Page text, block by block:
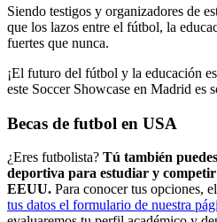
Siendo testigos y organizadores de
que los lazos entre el fútbol, la
fuertes que nunca.
¡El futuro del fútbol y la educación
este Soccer Showcase en Madrid es
Becas de futbol en USA
¿Eres futbolista? Tú también
deportiva para estudiar y
EEUU. Para conocer tus opciones,
tus datos el formulario de nuestra